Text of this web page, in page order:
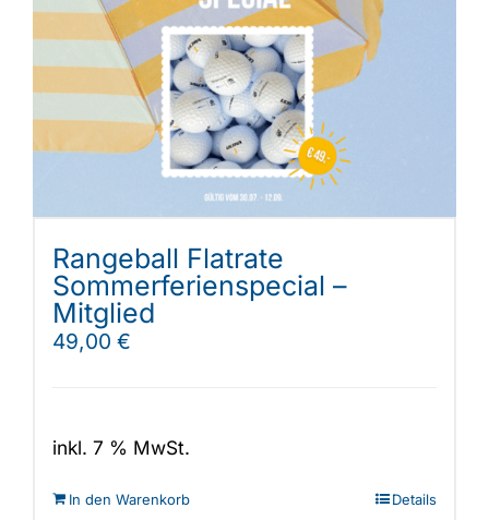
Rangeball Flatrate
Sommerferienspecial –
Mitglied
49,00 €
inkl. 7 % MwSt.
In den Warenkorb Details